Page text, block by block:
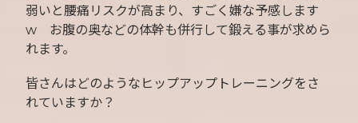
弱いと腰痛リスクが高まり、すごく嫌な予感します
w お腹の奥などの体幹も併行して鍛える事が求めら
れます。
皆さんはどのようなヒップアップトレーニングをさ
れていますか？